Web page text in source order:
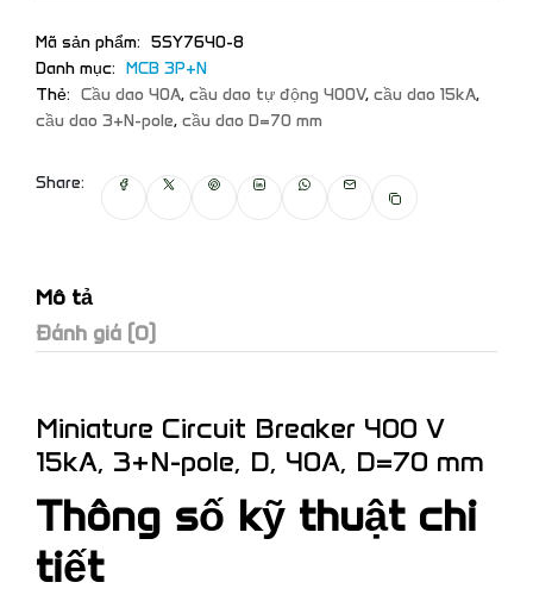
Mã sản phẩm: 5SY7640-8
Danh mục: MCB 3P+N
Thẻ: Cầu dao 40A, cầu dao tự động 400V, cầu dao 15kA,
cầu dao 3+N-pole, cầu dao D=70 mm
Share:
Mô tả
Đánh giá (0)
Miniature Circuit Breaker 400 V
15kA, 3+N-pole, D, 40A, D=70 mm
Thông số kỹ thuật chi
tiết